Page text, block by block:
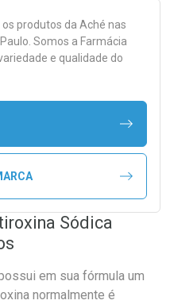
produtos da Aché nas
Somos a Farmácia
e qualidade do
Sódica
em sua fórmula um
normalmente é